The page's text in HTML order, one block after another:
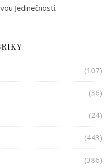
Jedinečností.
(107)
(36)
(24)
(443)
(386)